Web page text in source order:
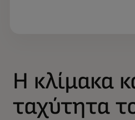
Η κλίμακα
ταχύτητα